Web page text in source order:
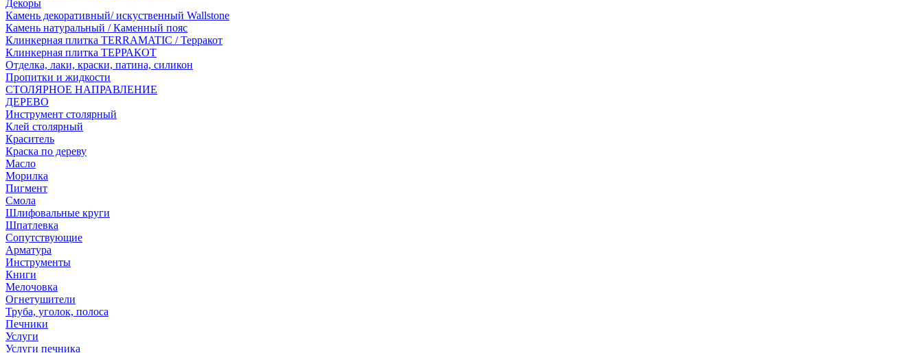
Декоры
Камень декоративный/ искуственный Wallstone
Камень натуральный / Каменный пояс
Клинкерная плитка TERRAMATIC / Терракот
Клинкерная плитка ТЕРРАКОТ
Отделка, лаки, краски, патина, силикон
Пропитки и жидкости
СТОЛЯРНОЕ НАПРАВЛЕНИЕ
ДЕРЕВО
Инструмент столярный
Клей столярный
Краситель
Краска по дереву
Масло
Морилка
Пигмент
Смола
Шлифовальные круги
Шпатлевка
Сопутствующие
Арматура
Инструменты
Книги
Мелочовка
Огнетушители
Труба, уголок, полоса
Печники
Услуги
Услуги печника